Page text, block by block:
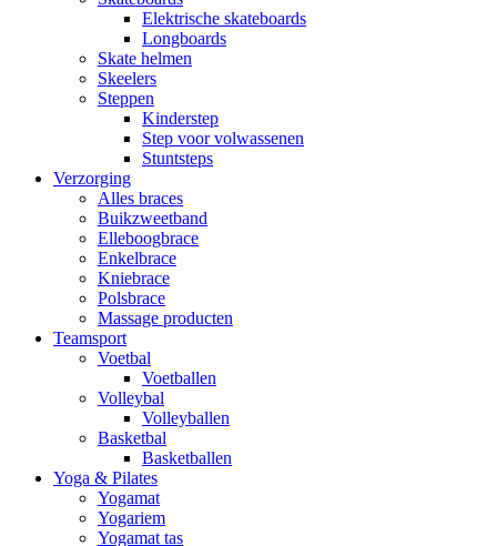
Elektrische skateboards
Longboards
Skate helmen
Skeelers
Steppen
Kinderstep
Step voor volwassenen
Stuntsteps
Verzorging
Alles braces
Buikzweetband
Elleboogbrace
Enkelbrace
Kniebrace
Polsbrace
Massage producten
Teamsport
Voetbal
Voetballen
Volleybal
Volleyballen
Basketbal
Basketballen
Yoga & Pilates
Yogamat
Yogariem
Yogamat tas